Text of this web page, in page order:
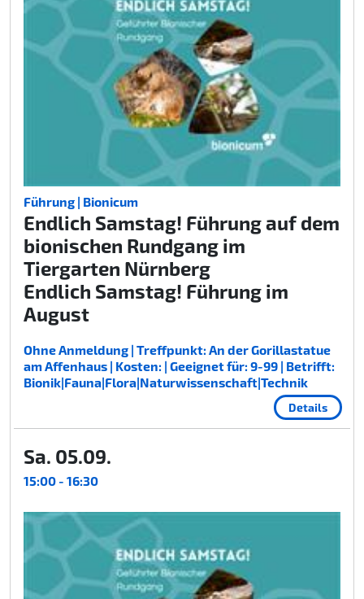
Führung | Bionicum
Endlich Samstag! Führung auf dem
bionischen Rundgang im
Tiergarten Nürnberg
Endlich Samstag! Führung im
August
Ohne Anmeldung | Treffpunkt: An der Gorillastatue
am Affenhaus | Kosten: | Geeignet für: 9-99 | Betrifft:
Bionik|Fauna|Flora|Naturwissenschaft|Technik
Details
Sa. 05.09.
15:00 - 16:30